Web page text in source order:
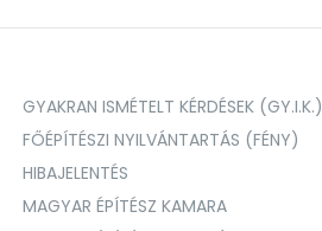
GYAKRAN ISMÉTELT KÉRDÉSEK (GY.I.K.)
FŐÉPÍTÉSZI NYILVÁNTARTÁS (FÉNY)
HIBAJELENTÉS
MAGYAR ÉPÍTÉSZ KAMARA